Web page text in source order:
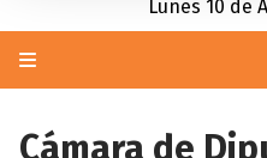
Lunes 10 de
Cámara de